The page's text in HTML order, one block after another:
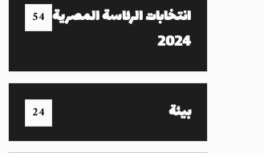
انتخابات الرئاسة المصرية
2024
54
بيئة 24